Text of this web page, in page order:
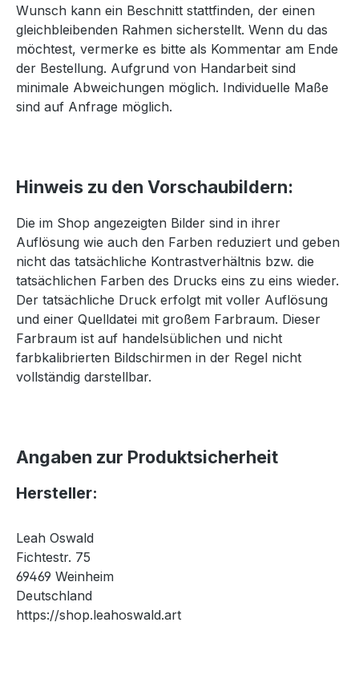
Wunsch kann ein Beschnitt stattfinden, der einen
gleichbleibenden Rahmen sicherstellt. Wenn du das
möchtest, vermerke es bitte als Kommentar am Ende
der Bestellung. Aufgrund von Handarbeit sind
minimale Abweichungen möglich. Individuelle Maße
sind auf Anfrage möglich.
Hinweis zu den Vorschaubildern:
Die im Shop angezeigten Bilder sind in ihrer
Auflösung wie auch den Farben reduziert und geben
nicht das tatsächliche Kontrastverhältnis bzw. die
tatsächlichen Farben des Drucks eins zu eins wieder.
Der tatsächliche Druck erfolgt mit voller Auflösung
und einer Quelldatei mit großem Farbraum. Dieser
Farbraum ist auf handelsüblichen und nicht
farbkalibrierten Bildschirmen in der Regel nicht
vollständig darstellbar.
Angaben zur Produktsicherheit
Hersteller:
Leah Oswald
Fichtestr. 75
69469 Weinheim
Deutschland
https://shop.leahoswald.art